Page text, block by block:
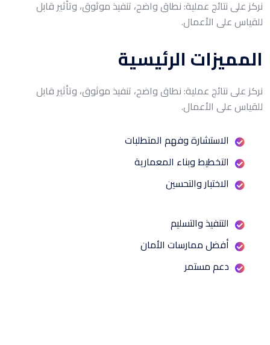
نركز على نتائج عملية: نطاق واضح، تنفيذ موثوق، وتأثير قابل
للقياس على الأعمال.
المميزات الرئيسية
نركز على نتائج عملية: نطاق واضح، تنفيذ موثوق، وتأثير قابل
للقياس على الأعمال.
الاستشارة وفهم المتطلبات
التخطيط وبناء المعمارية
الاختبار والتحسين
التنفيذ والتسليم
أفضل ممارسات الأمان
دعم مستمر